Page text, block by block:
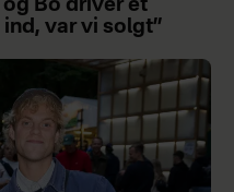
Bo driver et
var vi solgt”